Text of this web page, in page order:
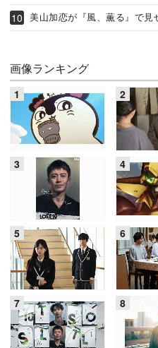
美山加恋が『風、薫る』で見
画像ランキング